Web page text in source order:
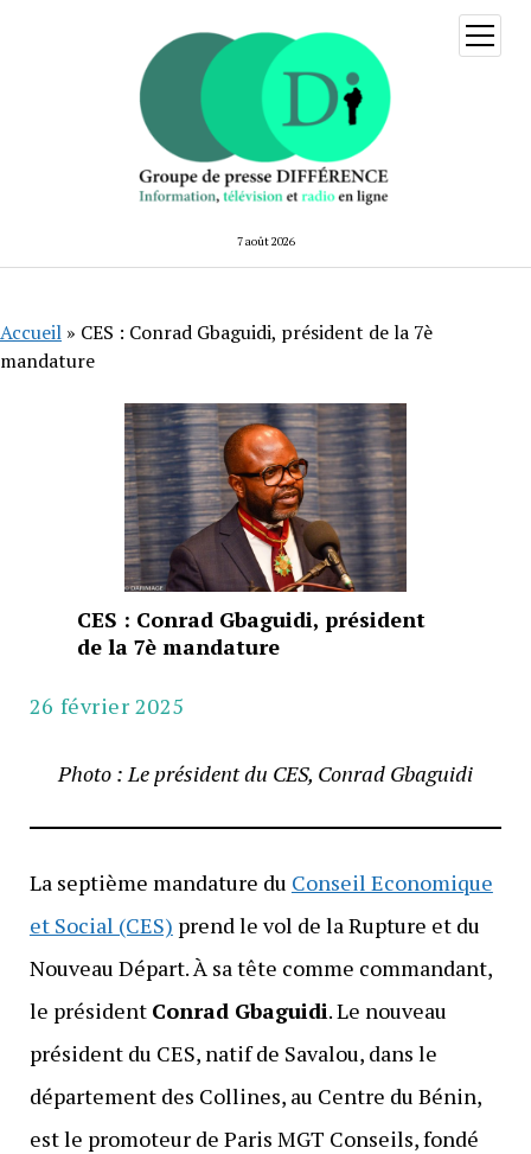
7 août 2026
ouvrir
menu
Accueil » CES : Conrad Gbaguidi, président de la 7è
mandature
CES : Conrad Gbaguidi, président
de la 7è mandature
26 février 2025
Photo : Le président du CES, Conrad Gbaguidi
La septième mandature du Conseil Economique
et Social (CES) prend le vol de la Rupture et du
Nouveau Départ. À sa tête comme commandant,
le président Conrad Gbaguidi. Le nouveau
président du CES, natif de Savalou, dans le
département des Collines, au Centre du Bénin,
est le promoteur de Paris MGT Conseils, fondé